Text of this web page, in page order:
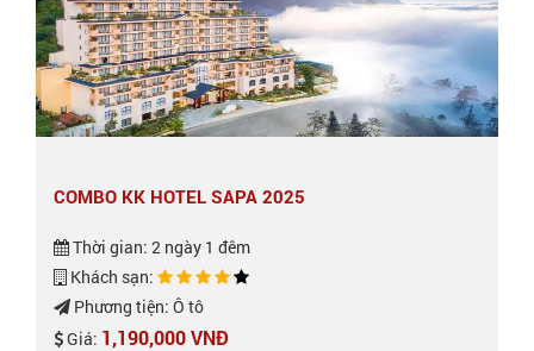
COMBO KK HOTEL SAPA 2025
Thời gian: 2 ngày 1 đêm
Khách sạn:
Phương tiện: Ô tô
Giá: 1,190,000 VNĐ